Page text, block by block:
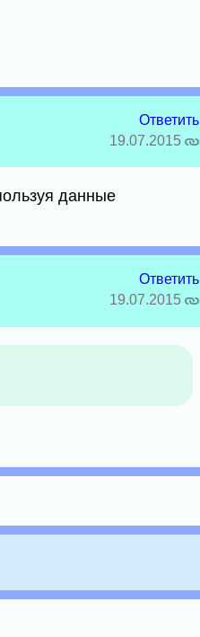
Ответить
19.07.2015
данные
Ответить
19.07.2015